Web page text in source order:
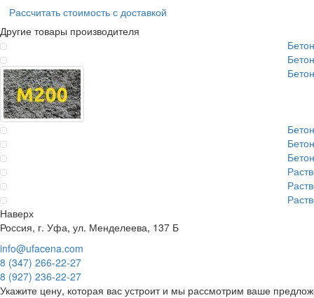
Рассчитать стоимость с доставкой
Другие товары производителя
Наверх
Россия, г. Уфа, ул. Менделеева, 137 Б
info@ufacena.com
8 (347) 266‑22‑27
8 (927) 236‑22‑27
Укажите цену, которая вас устроит и мы рассмотрим ваше